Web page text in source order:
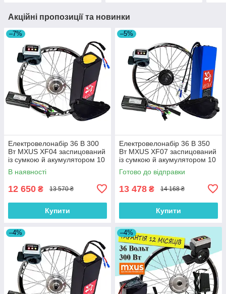
Акційні пропозиції та новинки
–7%
Електровелонабір 36 В 300
Вт MXUS XF04 заспицований
із сумкою й акумулятором 10
А/год
В наявності
12 650 ₴ 13 570 ₴
Купити
–5%
Електровелонабір 36 В 350
Вт MXUS XF07 заспицований
із сумкою й акумулятором 10
А/год
Готово до відправки
13 478 ₴ 14 168 ₴
Купити
–4% –4%